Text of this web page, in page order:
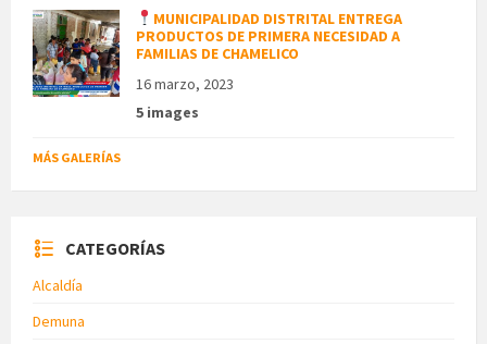
MUNICIPALIDAD DISTRITAL ENTREGA
PRODUCTOS DE PRIMERA NECESIDAD A
FAMILIAS DE CHAMELICO
16 marzo, 2023
5 images
MÁS GALERÍAS
CATEGORÍAS
Alcaldía
Demuna